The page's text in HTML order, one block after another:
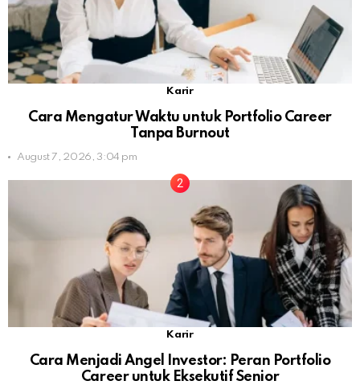
Karir
Cara Mengatur Waktu untuk Portfolio Career
Tanpa Burnout
August 7, 2026, 3:04 pm
Karir
Cara Menjadi Angel Investor: Peran Portfolio
Career untuk Eksekutif Senior